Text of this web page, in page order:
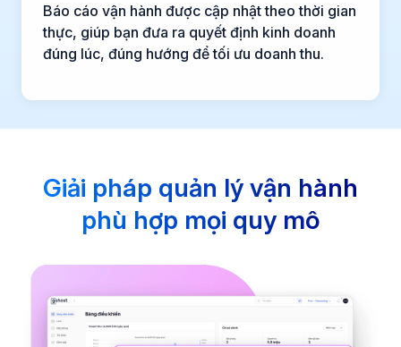
Báo cáo vận hành được cập nhật theo thời gian
thực, giúp bạn đưa ra quyết định kinh doanh
đúng lúc, đúng hướng để tối ưu doanh thu.
Giải pháp quản lý vận hành
phù hợp mọi quy mô